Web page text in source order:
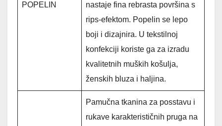
POPELIN
nastaje fina rebrasta površina s
rips-efektom. Popelin se lepo
boji i dizajnira. U tekstilnoj
konfekciji koriste ga za izradu
kvalitetnih muških košulja,
ženskih bluza i haljina.
Pamučna tkanina za posstavu i
rukave karakterističnih pruga na